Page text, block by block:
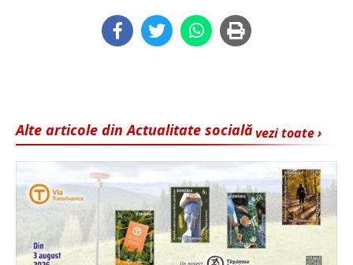
vezi toate ›
Alte articole din Actualitate socială